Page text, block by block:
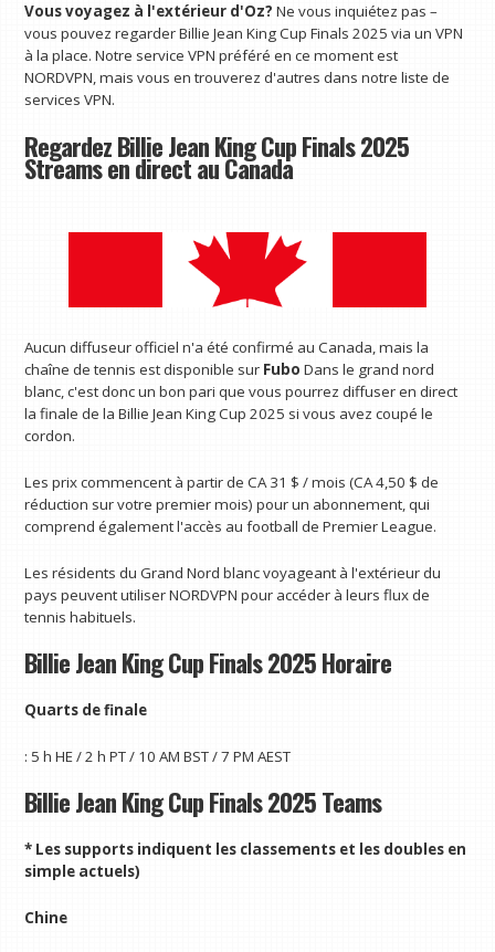
Vous voyagez à l'extérieur d'Oz? Ne vous inquiétez pas –
vous pouvez regarder Billie Jean King Cup Finals 2025 via un VPN
à la place. Notre service VPN préféré en ce moment est
NORDVPN, mais vous en trouverez d'autres dans notre liste de
services VPN.
Regardez Billie Jean King Cup Finals 2025
Streams en direct au Canada
Aucun diffuseur officiel n'a été confirmé au Canada, mais la
chaîne de tennis est disponible sur Fubo Dans le grand nord
blanc, c'est donc un bon pari que vous pourrez diffuser en direct
la finale de la Billie Jean King Cup 2025 si vous avez coupé le
cordon.
Les prix commencent à partir de CA 31 $ / mois (CA 4,50 $ de
réduction sur votre premier mois) pour un abonnement, qui
comprend également l'accès au football de Premier League.
Les résidents du Grand Nord blanc voyageant à l'extérieur du
pays peuvent utiliser NORDVPN pour accéder à leurs flux de
tennis habituels.
Billie Jean King Cup Finals 2025 Horaire
Quarts de finale
: 5 h HE / 2 h PT / 10 AM BST / 7 PM AEST
Billie Jean King Cup Finals 2025 Teams
* Les supports indiquent les classements et les doubles en
simple actuels)
Chine